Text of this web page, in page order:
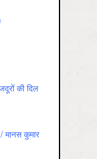
की दिल
कुमार